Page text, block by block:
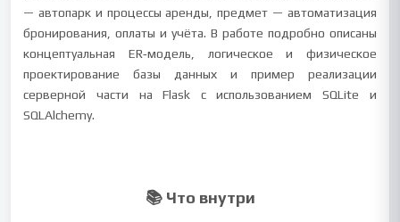
— автопарк и процессы аренды, предмет — автоматизация
бронирования, оплаты и учёта. В работе подробно описаны
концептуальная ER‑модель, логическое и физическое
проектирование базы данных и пример реализации
серверной части на Flask с использованием SQLite и
SQLAlchemy.
📚 Что внутри